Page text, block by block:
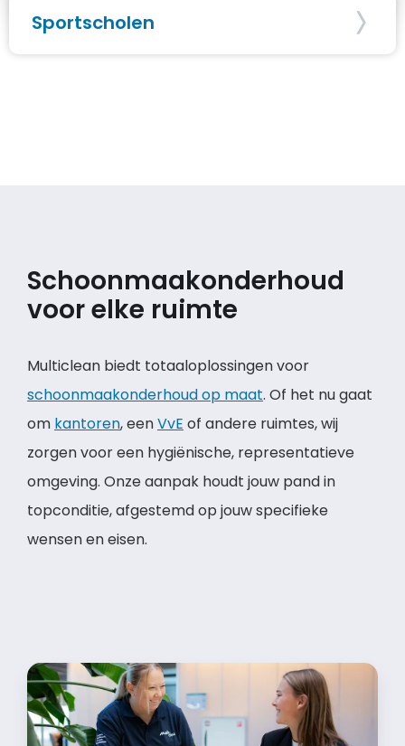
Sportscholen
Schoonmaakonderhoud
voor elke ruimte
Multiclean biedt totaaloplossingen voor
schoonmaakonderhoud op maat. Of het nu gaat
om kantoren, eenVvE of andere ruimtes, wij
zorgen voor een hygiënische, representatieve
omgeving. Onze aanpak houdt jouw pand in
topconditie, afgestemd op jouw specifieke
wensen en eisen.